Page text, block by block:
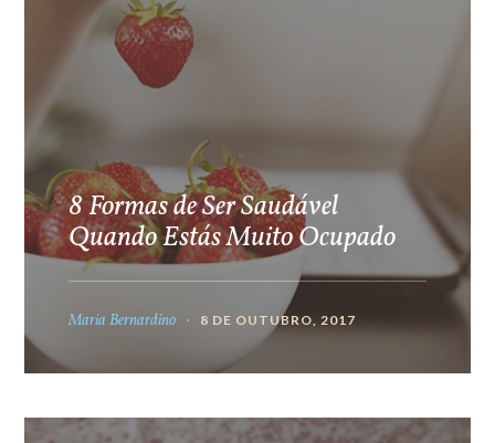
8 Formas de Ser Saudável
Quando Estás Muito Ocupado
Maria Bernardino 8 DE OUTUBRO, 2017